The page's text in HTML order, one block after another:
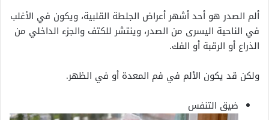
ألم الصدر هو أحدأشهر أعراض الجلطة القلبية، ويكون في الأغلب
في الناحية اليسرى من الصدر، وينتشر للكتف والجزء الداخلي من
الذراع أو الرقبة أو الفك.
ولكن قد يكون الألم في فم المعدة أو في الظهر.
ضيق التنفس